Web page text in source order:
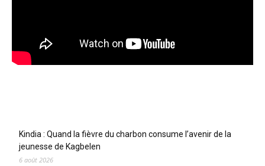
Kindia : Quand la fièvre du charbon consume l’avenir de la
jeunesse de Kagbelen
6 août 2026